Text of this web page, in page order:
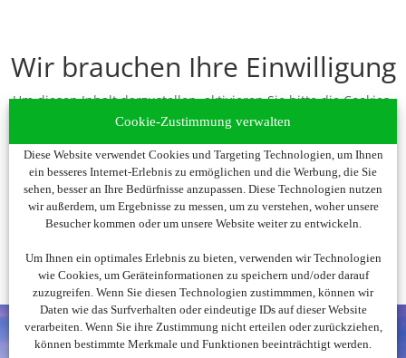
Cookie-Zustimmung verwalten
Diese Website verwendet Cookies und Targeting Technologien, um Ihnen
ein besseres Internet-Erlebnis zu ermöglichen und die Werbung, die Sie
sehen, besser an Ihre Bedürfnisse anzupassen. Diese Technologien nutzen
wir außerdem, um Ergebnisse zu messen, um zu verstehen, woher unsere
Besucher kommen oder um unsere Website weiter zu entwickeln.
Um Ihnen ein optimales Erlebnis zu bieten, verwenden wir Technologien
wie Cookies, um Geräteinformationen zu speichern und/oder darauf
zuzugreifen. Wenn Sie diesen Technologien zustimmmen, können wir
Daten wie das Surfverhalten oder eindeutige IDs auf dieser Website
verarbeiten. Wenn Sie ihre Zustimmung nicht erteilen oder zurückziehen,
können bestimmte Merkmale und Funktionen beeinträchtigt werden.
Wir brauchen Ihre Einwilligung
Um diesen Inhalt darzustellen, aktivieren Sie bitte die Cookies.
Es werden ggf. personenbezogene Daten verarbeitet.
Cookies akzeptieren